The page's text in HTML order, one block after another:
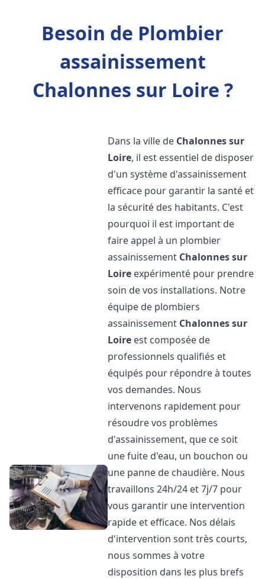
Besoin de Plombier
assainissement
Chalonnes sur Loire ?
Dans la ville de Chalonnes sur
Loire, il est essentiel de disposer
d'un système d'assainissement
efficace pour garantir la santé et
la sécurité des habitants. C'est
pourquoi il est important de
faire appel à un plombier
assainissement Chalonnes sur
Loire expérimenté pour prendre
soin de vos installations. Notre
équipe de plombiers
assainissement Chalonnes sur
Loire est composée de
professionnels qualifiés et
équipés pour répondre à toutes
vos demandes. Nous
intervenons rapidement pour
résoudre vos problèmes
d'assainissement, que ce soit
une fuite d'eau, un bouchon ou
une panne de chaudière. Nous
travaillons 24h/24 et 7j/7 pour
vous garantir une intervention
rapide et efficace. Nos délais
d'intervention sont très courts,
nous sommes à votre
disposition dans les plus brefs